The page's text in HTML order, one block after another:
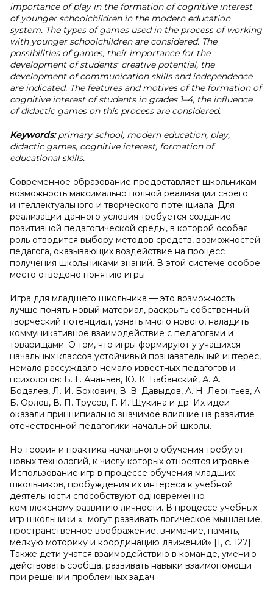
importance of play in the formation of cognitive interest
of younger schoolchildren in the modern education
system. The types of games used in the process of working
with younger schoolchildren are considered. The
possibilities of games, their importance for the
development of students' creative potential, the
development of communication skills and independence
are indicated. The features and motives of the formation of
cognitive interest of students in grades 1–4, the influence
of didactic games on this process are considered.
Keywords:primary school, modern education, play,
didactic games, cognitive interest, formation of
educational skills.
Современное образование предоставляет школьникам
возможность максимально полной реализации своего
интеллектуального и творческого потенциала. Для
реализации данного условия требуется создание
позитивной педагогической среды, в которой особая
роль отводится выбору методов средств, возможностей
педагога, оказывающих воздействие на процесс
получения школьниками знаний. В этой системе особое
место отведено понятию игры.
Игра для младшего школьника — это возможность
лучше понять новый материал, раскрыть собственный
творческий потенциал, узнать много нового, наладить
коммуникативное взаимодействие с педагогами и
товарищами. О том, что игры формируют у учащихся
начальных классов устойчивый познавательный интерес,
немало рассуждало немало известных педагогов и
психологов: Б. Г. Ананьев, Ю. К. Бабанский, А. А.
Бодалев, Л. И. Божович, В. В. Давыдов, А. Н. Леонтьев, А.
Б. Орлов, В. П. Трусов, Г. И. Щукина и др. Их идеи
оказали принципиально значимое влияние на развитие
отечественной педагогики начальной школы.
Но теория и практика начального обучения требуют
новых технологий, к числу которых относятся игровые.
Использование игр в процессе обучения младших
школьников, пробуждения их интереса к учебной
деятельности способствуют одновременно
комплексному развитию личности. В процессе учебных
игр школьники «…могут развивать логическое мышление,
пространственное воображение, внимание, память,
мелкую моторику и координацию движений» [1, с. 127].
Также дети учатся взаимодействию в команде, умению
действовать сообща, развивать навыки взаимопомощи
при решении проблемных задач.